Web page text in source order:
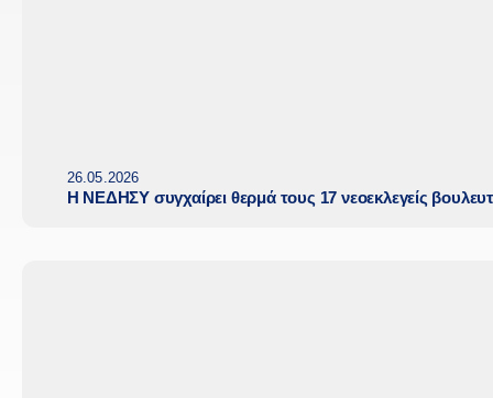
26.05.2026
Η ΝΕΔΗΣΥ συγχαίρει θερμά τους 17 νεοεκλεγείς